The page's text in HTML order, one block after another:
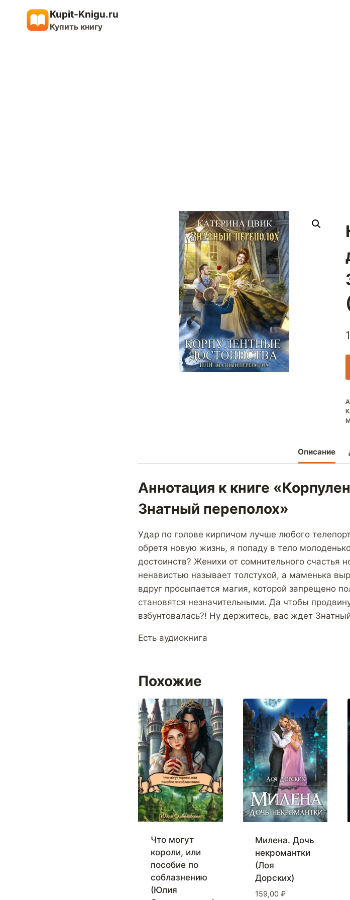
содержимому
Kupit-Knigu.ru
Купить книгу
Описание
Аннотация к книге
Знатный переполох»
Удар по голове кирпичом лучше любого
обретя новую жизнь, я попаду в тело
достоинств? Женихи от сомнительного счастья
ненавистью называет толстухой, а маменька
вдруг просыпается магия, которой запрещено
становятся незначительными. Да чтобы
взбунтовалась?! Ну держитесь, вас ждет
Есть аудиокнига
Похожие
Что могут
короли, или
пособие по
соблазнению
(Юлия
Милена. Дочь
некромантки
(Лоя
Дорских)
159,00 ₽